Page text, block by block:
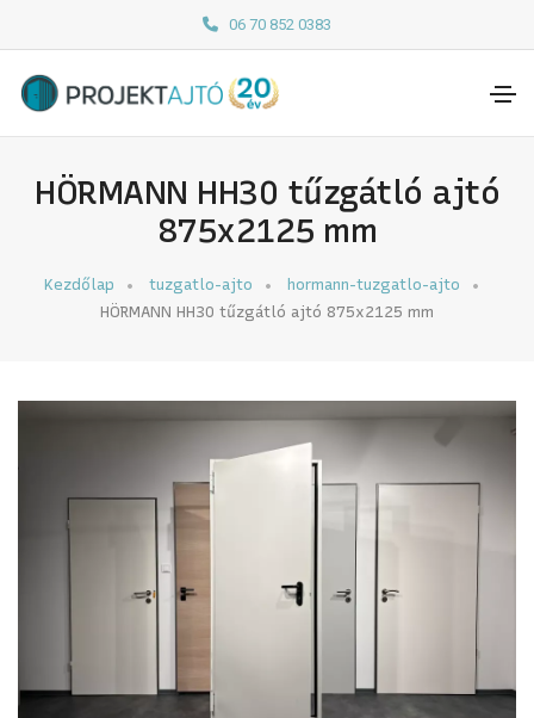
06 70 852 0383
HÖRMANN HH30 tűzgátló ajtó
875x2125 mm
Kezdőlap tuzgatlo-ajto
hormann-tuzgatlo-ajto
HÖRMANN HH30 tűzgátló ajtó 875x2125 mm